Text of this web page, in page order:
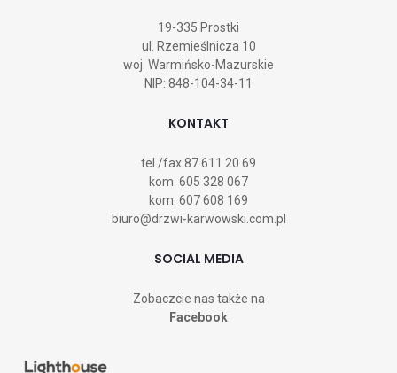
19-335 Prostki
ul. Rzemieślnicza 10
woj. Warmińsko-Mazurskie
NIP: 848-104-34-11
KONTAKT
tel./fax87 611 20 69
kom. 605 328 067
kom. 607 608 169
biuro@drzwi-karwowski.com.pl
SOCIAL MEDIA
Zobaczcie nas także na
Facebook